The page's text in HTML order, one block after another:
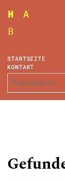
STARTSEITE
KONTAKT